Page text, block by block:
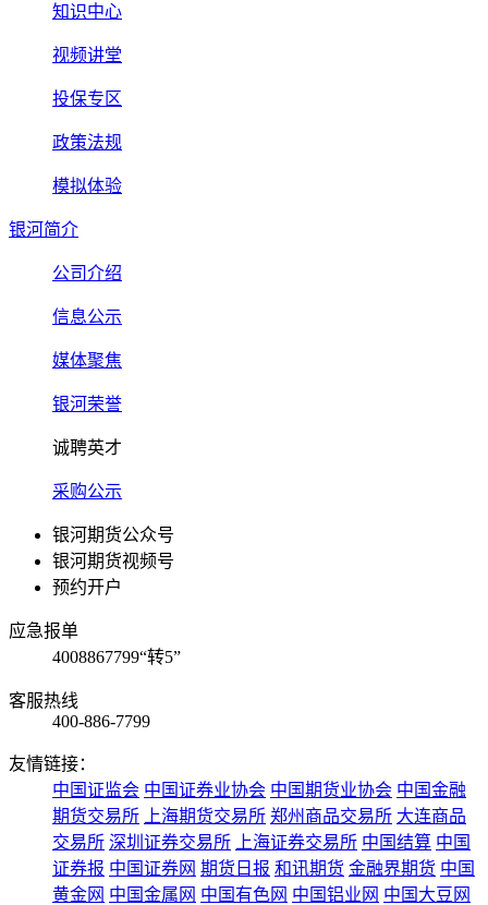
知识中心
视频讲堂
投保专区
政策法规
模拟体验
银河简介
公司介绍
信息公示
媒体聚焦
银河荣誉
诚聘英才
采购公示
银河期货公众号
银河期货视频号
预约开户
应急报单
4008867799“转5”
客服热线
400-886-7799
友情链接：
中国证监会 中国证券业协会 中国期货业协会 中国金融
期货交易所
上海期货交易所 郑州商品交易所 大连商品
交易所 深圳证券交易所 上海证券交易所 中国结算 中国
证券报 中国证券网 期货日报 和讯期货 金融界期货 中国
黄金网 中国金属网 中国有色网 中国铝业网 中国大豆网